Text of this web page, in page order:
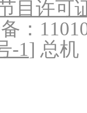
目许可
：
-1] 总机